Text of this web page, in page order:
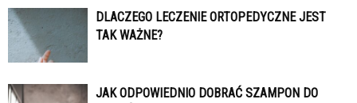
DLACZEGO LECZENIE ORTOPEDYCZNE JEST
TAK WAŻNE?
JAK ODPOWIEDNIO DOBRAĆ SZAMPON DO